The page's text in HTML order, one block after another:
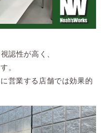
認性が高く、
。
営業する店舗では効果的